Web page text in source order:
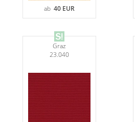
ab 40 EUR
Graz
23.040